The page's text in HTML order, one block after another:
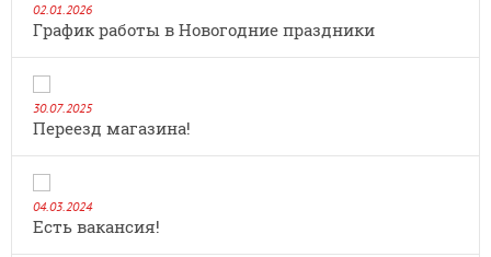
02.01.2026
График работы в Новогодние праздники
30.07.2025
Переезд магазина!
04.03.2024
Есть вакансия!